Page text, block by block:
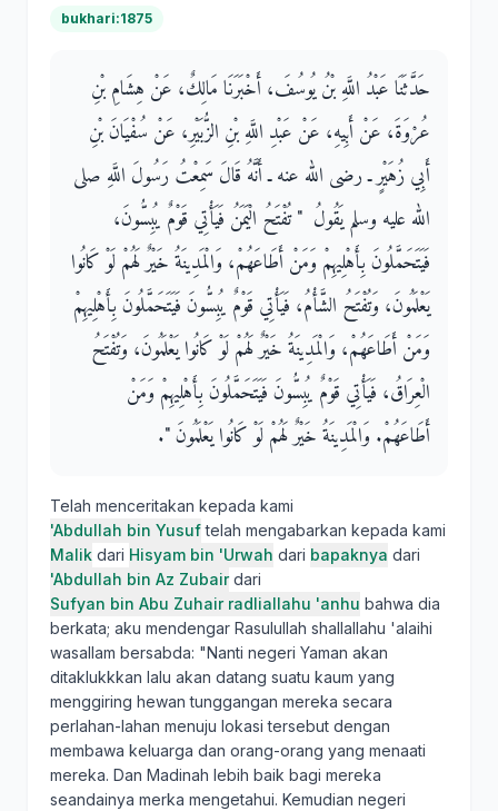
bukhari:1875
حَدَّثَنَا عَبْدُ اللَّهِ بْنُ يُوسُفَ، أَخْبَرَنَا مَالِكٌ، عَنْ هِشَامِ بْنِ
عُرْوَةَ، عَنْ أَبِيهِ، عَنْ عَبْدِ اللَّهِ بْنِ الزُّبَيْرِ، عَنْ سُفْيَانَ بْنِ
أَبِي زُهَيْرٍ ـ رضى الله عنه ـ أَنَّهُ قَالَ سَمِعْتُ رَسُولَ اللَّهِ صلى
الله عليه وسلم يَقُولُ ‏ "‏ تُفْتَحُ الْيَمَنُ فَيَأْتِي قَوْمٌ يُبِسُّونَ،
فَيَتَحَمَّلُونَ بِأَهْلِيهِمْ وَمَنْ أَطَاعَهُمْ، وَالْمَدِينَةُ خَيْرٌ لَهُمْ لَوْ كَانُوا
يَعْلَمُونَ، وَتُفْتَحُ الشَّأْمُ، فَيَأْتِي قَوْمٌ يُبِسُّونَ فَيَتَحَمَّلُونَ بِأَهْلِيهِمْ
وَمَنْ أَطَاعَهُمْ، وَالْمَدِينَةُ خَيْرٌ لَهُمْ لَوْ كَانُوا يَعْلَمُونَ، وَتُفْتَحُ
الْعِرَاقُ، فَيَأْتِي قَوْمٌ يُبِسُّونَ فَيَتَحَمَّلُونَ بِأَهْلِيهِمْ وَمَنْ
أَطَاعَهُمْ‏.‏ وَالْمَدِينَةُ خَيْرٌ لَهُمْ لَوْ كَانُوا يَعْلَمُونَ ‏"‏‏.‏
Telah menceritakan kepada kami
'Abdullah bin Yusuftelah mengabarkan kepada kami
Malik dari Hisyam bin 'Urwah dari bapaknya dari
'Abdullah bin Az Zubairdari
Sufyan bin Abu Zuhair radliallahu 'anhu bahwa dia
berkata; aku mendengar Rasulullah shallallahu 'alaihi
wasallam bersabda: "Nanti negeri Yaman akan
ditaklukkkan lalu akan datang suatu kaum yang
menggiring hewan tunggangan mereka secara
perlahan-lahan menuju lokasi tersebut dengan
membawa keluarga dan orang-orang yang menaati
mereka. Dan Madinah lebih baik bagi mereka
seandainya merka mengetahui. Kemudian negeri